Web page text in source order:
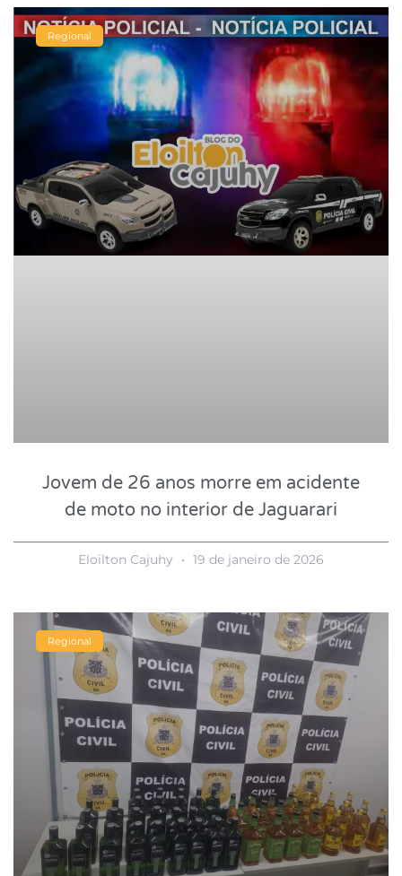
Regional
Jovem de 26 anos morre em acidente
de moto no interior de Jaguarari
Eloilton Cajuhy 19 de janeiro de 2026
Regional